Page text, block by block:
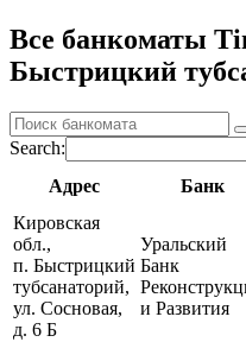
Все банкоматы
Быстрицкий
Search:
Адрес
Банк
Кировская
обл.,
п. Быстрицкий
тубсанаторий,
ул. Сосновая,
д. 6 Б
Уральский
Банк
и Развития